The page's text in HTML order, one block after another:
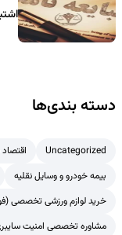
دسته بندی‌ها
Uncategorized
بیمه خودرو و وسایل نقلیه
خرید لوازم ورزشی تخصصی
مشاوره تخصصی امنیت